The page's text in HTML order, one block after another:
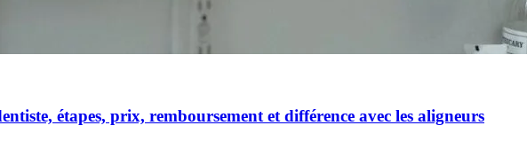
étapes, prix, remboursement et différence avec les aligneurs